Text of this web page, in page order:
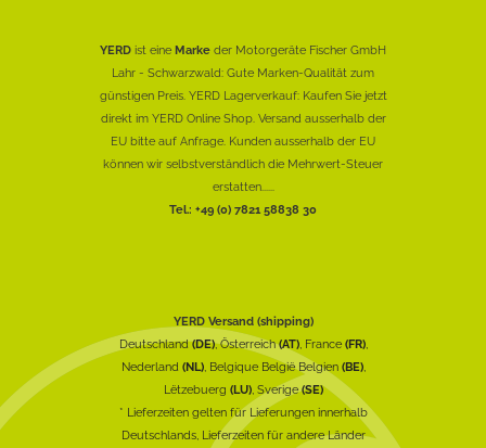
YERD ist eine Marke der Motorgeräte Fischer GmbH
Lahr - Schwarzwald: Gute Marken-Qualität zum
günstigen Preis. YERD Lagerverkauf: Kaufen Sie jetzt
direkt im YERD Online Shop. Versand ausserhalb der
EU bitte auf Anfrage. Kunden ausserhalb der EU
können wir selbstverständlich die Mehrwert-Steuer
erstatten......
Tel.: +49 (0) 7821 58838 30
YERD Versand (shipping)
Deutschland(DE), Österreich(AT), France (FR),
Nederland (NL), Belgique België Belgien (BE),
Lëtzebuerg (LU), Sverige(SE)
* Lieferzeiten gelten für Lieferungen innerhalb
Deutschlands, Lieferzeiten für andere Länder